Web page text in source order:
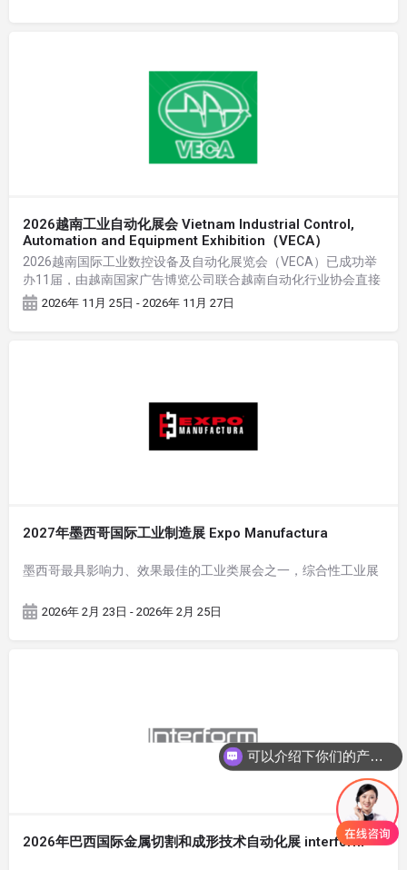
2026越南工业自动化展会 Vietnam Industrial Control,
Automation and Equipment Exhibition（VECA）
2026越南国际工业数控设备及自动化展览会（VECA）已成功举
办11届，由越南国家广告博览公司联合越南自动化行业协会直接
主办的专业自动化展。展会涵盖数控设备、工业自动化、工业机
2026年 11月 25日 - 2026年 11月 27日
2027年墨西哥国际工业制造展 Expo Manufactura
墨西哥最具影响力、效果最佳的工业类展会之一，综合性工业展
2026年 2月 23日 - 2026年 2月 25日
2026年巴西国际金属切割和成形技术自动化展 interform
可以介绍下你们的产品么